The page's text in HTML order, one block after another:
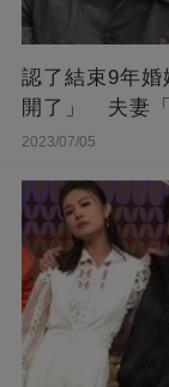
認了結束9年
開了」 夫妻
2023/07/05